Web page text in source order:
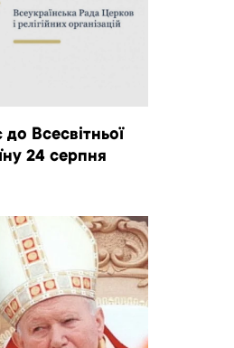
Всесвітньої
24 серпня